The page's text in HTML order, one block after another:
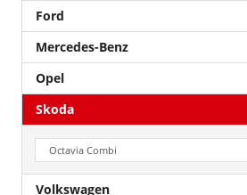
Ford
Mercedes-Benz
Opel
Skoda
Octavia Combi
Volkswagen